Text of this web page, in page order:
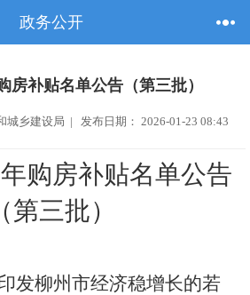
政务公开
房补贴名单公告（第三批）
城乡建设局 | 发布日期： 2026-01-23 08:43
年购房补贴名单公告
（第三批）
发柳州市经济稳增长的若